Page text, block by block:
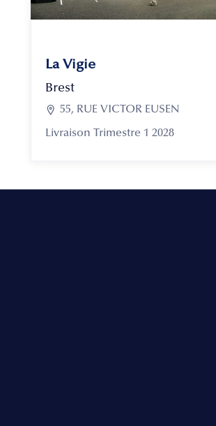
La Vigie
Brest
 55, RUE VICTOR EUSEN
Livraison Trimestre 1 2028